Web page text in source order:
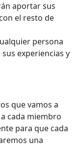
aportar sus
el resto de
persona
experiencias y
que vamos a
cada miembro
para que cada
una